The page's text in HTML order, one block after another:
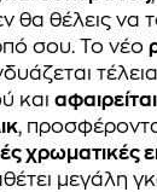
θα θέλεις να
σου. Το νέο
και
,
χρωματικές
μεγάλη